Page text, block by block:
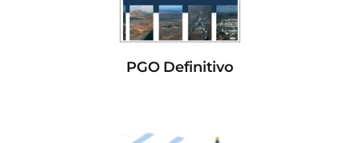
PGO Definitivo